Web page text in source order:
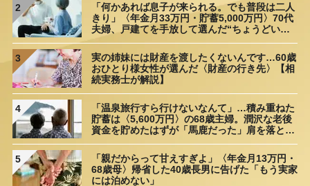
2
「何かあれば息子が来られる。でも普段は二人
きり」〈年金月33万円・貯蓄5,000万円〉70代
夫婦、戸建てを手放して選んだ“ちょうどいい
距離”
3
実の姉妹には財産を渡したくないんです…60歳
おひとり様女性が選んだ〈財産の行き先〉【相
続実務士が解説】
4
「温泉旅行すら行けないなんて」…積み重ねた
貯蓄は〈5,600万円〉の68歳主婦。潤沢な老後
資金を貯めたはずが「馬鹿だった」肩を落とす
5
「親だからって甘えすぎよ」〈年金月13万円・
68歳母〉帰省した40歳長男に告げた「もう実家
には泊めない」